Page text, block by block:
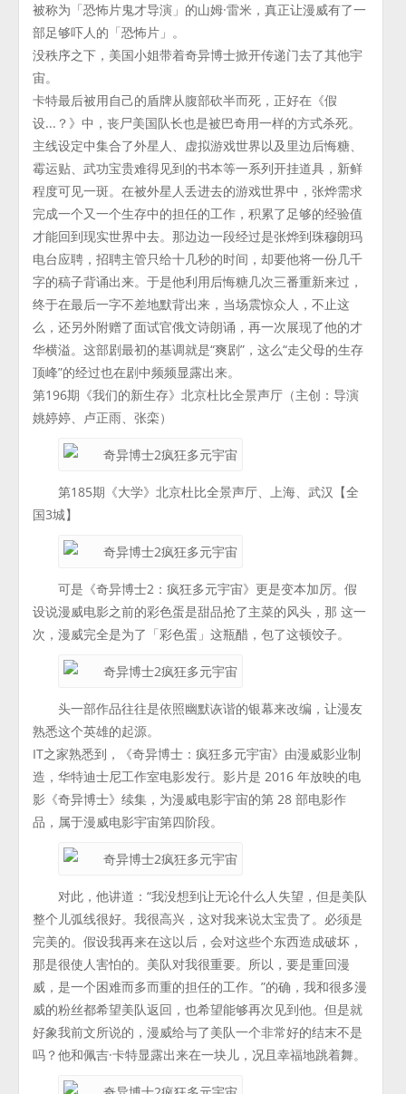
被称为「恐怖片鬼才导演」的山姆·雷米，真正让漫威有了一
部足够吓人的「恐怖片」。
没秩序之下，美国小姐带着奇异博士掀开传递门去了其他宇
宙。
卡特最后被用自己的盾牌从腹部砍半而死，正好在《假
设...？》中，丧尸美国队长也是被巴奇用一样的方式杀死。
主线设定中集合了外星人、虚拟游戏世界以及里边后悔糖、
霉运贴、武功宝贵难得见到的书本等一系列开挂道具，新鲜
程度可见一斑。在被外星人丢进去的游戏世界中，张烨需求
完成一个又一个生存中的担任的工作，积累了足够的经验值
才能回到现实世界中去。那边边一段经过是张烨到珠穆朗玛
电台应聘，招聘主管只给十几秒的时间，却要他将一份几千
字的稿子背诵出来。于是他利用后悔糖几次三番重新来过，
终于在最后一字不差地默背出来，当场震惊众人，不止这
么，还另外附赠了面试官俄文诗朗诵，再一次展现了他的才
华横溢。这部剧最初的基调就是“爽剧”，这么“走父母的生存
顶峰”的经过也在剧中频频显露出来。
第196期《我们的新生存》北京杜比全景声厅（主创：导演
姚婷婷、卢正雨、张栾）
第185期《大学》北京杜比全景声厅、上海、武汉【全
国3城】
可是《奇异博士2：疯狂多元宇宙》更是变本加厉。假
设说漫威电影之前的彩色蛋是甜品抢了主菜的风头，那 这一
次，漫威完全是为了「彩色蛋」这瓶醋，包了这顿饺子。
头一部作品往往是依照幽默诙谐的银幕来改编，让漫友
熟悉这个英雄的起源。
IT之家熟悉到，《奇异博士：疯狂多元宇宙》由漫威影业制
造，华特迪士尼工作室电影发行。影片是 2016 年放映的电
影《奇异博士》续集，为漫威电影宇宙的第 28 部电影作
品，属于漫威电影宇宙第四阶段。
对此，他讲道：“我没想到让无论什么人失望，但是美队
整个儿弧线很好。我很高兴，这对我来说太宝贵了。必须是
完美的。假设我再来在这以后，会对这些个东西造成破坏，
那是很使人害怕的。美队对我很重要。所以，要是重回漫
威，是一个困难而多而重的担任的工作。”的确，我和很多漫
威的粉丝都希望美队返回，也希望能够再次见到他。但是就
好象我前文所说的，漫威给与了美队一个非常好的结末不是
吗？他和佩吉·卡特显露出来在一块儿，况且幸福地跳着舞。